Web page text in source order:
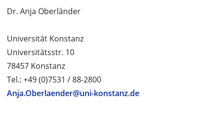
Dr. Anja Oberländer
Universität Konstanz
Universitätsstr. 10
78457 Konstanz
Tel.: +49 (0)7531 / 88-2800
Anja.Oberlaender@uni-konstanz.de